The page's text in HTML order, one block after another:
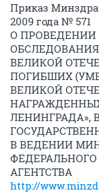
Приказ
2009 года № 571
О ПРОВЕДЕНИИ
ВЕЛИКОЙ
ПОГИБШИХ
ВЕЛИКОЙ
ЛЕНИНГРАДА»,
В ВЕДЕНИИ
АГЕНТСТВА
http://